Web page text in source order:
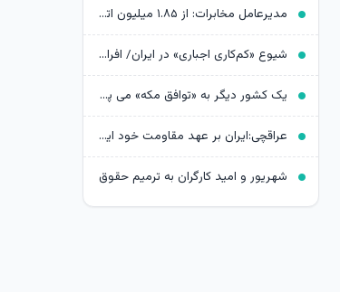
مدیرعامل مخابرات: از ۱.۸۵ میلیون اتصال فیبر نوری عبور کردیم/ مخابرات «معدن طلایی» است که ظرفیت‌های آن در حال استخراج است
شیوع «کم‌کاری اجباری» در ایران/ افراد شاغل باید به ساعات کاری کمتر و دستمزد کمتر رضایت دهند
یک کشور دیگر به «توافق مکه» می پیوندد/ ترکیه خیال ایران را راحت کرد
عراقچی:ایران بر عهد مقاومت خود ایستاده است/ جنایت‌ها را نه فراموش می‌کنیم نه می‌بخشیم
شهریور و امید کارگران به ترمیم حقوق